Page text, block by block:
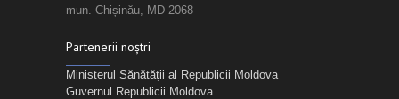
mun. Chișinău, MD-2068
Partenerii noștri
Ministerul Sănătății al Republicii Moldova
Guvernul Republicii Moldova